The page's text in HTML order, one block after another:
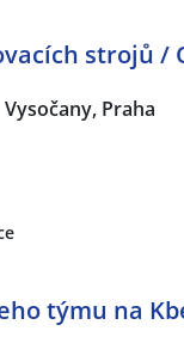
strojů /
Vysočany, Praha
týmu na